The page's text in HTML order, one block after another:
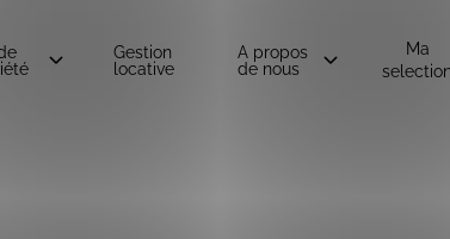
Gestion
locative
A propos
de nous
Ma
selection